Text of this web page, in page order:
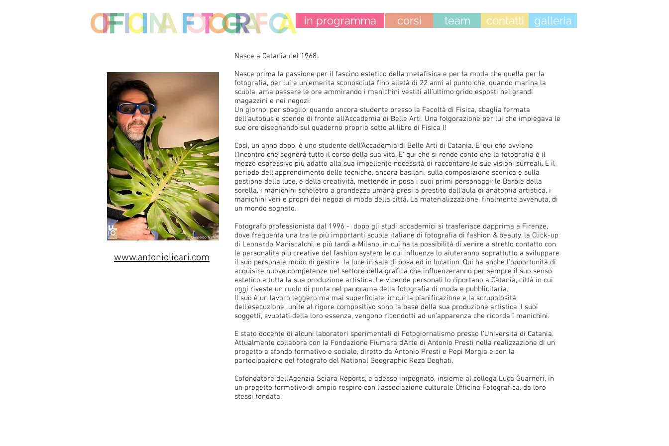
in programma corsi team contatti galleria
www.antoniolicari.com
Nasce a Catania nel 1968.
Nasce prima la passione per il fascino estetico della metafisica e per la moda che quella per la
fotografia, per lui è un'emerita sconosciuta fino alletà di 22 anni al punto che, quando marina la
scuola, ama passare le ore ammirando i manichini vestiti all'ultimo grido esposti nei grandi
magazzini e nei negozi.
Un giorno, per sbaglio, quando ancora studente presso la Facoltà di Fisica, sbaglia fermata
dell'autobus e scende di fronte all'Accademia di Belle Arti. Una folgorazione per lui che impiegava le
sue ore disegnando sul quaderno proprio sotto al libro di Fisica I!
Così, un anno dopo, è uno studente dell'Accademia di Belle Arti di Catania. E' qui che avviene
l'Incontro che segnerà tutto il corso della sua vità. E' qui che si rende conto che la fotografia è il
mezzo espressivo più adatto alla sua impellente necessità di raccontare le sue visioni surreali. E il
periodo dell'apprendimento delle tecniche, ancora basilari, sulla composizione scenica e sulla
gestione della luce, e della creatività, mettendo in posa i suoi primi personaggi: le Barbie della
sorella, i manichini scheletro a grandezza umana presi a prestito dall'aula di anatomia artistica, i
manichini veri e propri dei negozi di moda della città. La materializzazione, finalmente avvenuta, di
un mondo sognato.
Fotografo professionista dal 1996 - dopo gli studi accademici si trasferisce dapprima a Firenze,
dove frequenta una tra le più importanti scuole italiane di fotografia di fashion & beauty, la Click-up
di Leonardo Maniscalchi, e più tardi a Milano, in cui ha la possibilità di venire a stretto contatto con
le personalità più creative del fashion system le cui influenze lo aiuteranno soprattutto a sviluppare
il suo personale modo di gestire la luce in sala di posa ed in location. Qui ha anche l'opportunità di
acquisire nuove competenze nel settore della grafica che influenzeranno per sempre il suo senso
estetico e tutta la sua produzione artistica. Le vicende personali lo riportano a Catania, città in cui
oggi riveste un ruolo di punta nel panorama della fotografia di moda e pubblicitaria.
Il suo è un lavoro leggero ma mai superficiale, in cui la pianificazione e la scrupolosità
dell'esecuzione unite al rigore compositivo sono la base della sua produzione artistica. I suoi
soggetti, svuotati della loro essenza, vengono ricondotti ad un'apparenza che ricorda i manichini.
E stato docente di alcuni laboratori sperimentali di Fotogiornalismo presso l'Universita di Catania.
Attualmente collabora con la Fondazione Fiumara d'Arte di Antonio Presti nella realizzazione di un
progetto a sfondo formativo e sociale, diretto da Antonio Presti e Pepi Morgia e con la
partecipazione del fotografo del National Geographic Reza Deghati.
Cofondatore dell'Agenzia Sciara Reports, e adesso impegnato, insieme al collega Luca Guarneri, in
un progetto formativo di ampio respiro con l'associazione culturale Officina Fotografica, da loro
stessi fondata.